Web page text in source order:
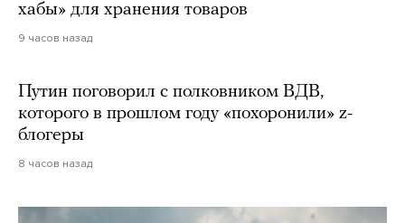
хабы» для хранения товаров
9 часов назад
Путин поговорил с полковником ВДВ,
которого в прошлом году «похоронили» z-
блогеры
8 часов назад